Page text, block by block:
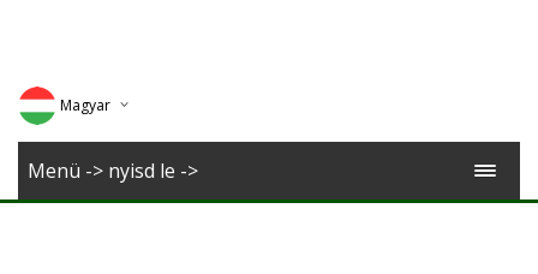
Magyar
Deutsch
Menü -> nyisd le ->